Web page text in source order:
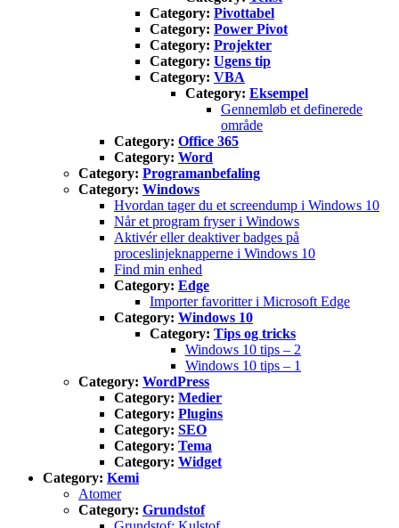
Category: Pivottabel
Category: Power Pivot
Category: Projekter
Category: Ugens tip
Category: VBA
Category: Eksempel
Gennemløb et definerede
område
Category: Office 365
Category: Word
Category: Programanbefaling
Category: Windows
Hvordan tager du et screendump i Windows 10
Når et program fryser i Windows
Aktivér eller deaktiver badges på
proceslinjeknapperne i Windows 10
Find min enhed
Category: Edge
Importer favoritter i Microsoft Edge
Category: Windows 10
Category: Tips og tricks
Windows 10 tips – 2
Windows 10 tips – 1
Category: WordPress
Category: Medier
Category: Plugins
Category: SEO
Category: Tema
Category: Widget
Category: Kemi
Atomer
Category: Grundstof